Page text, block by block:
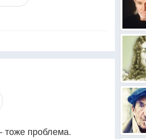
проблема.